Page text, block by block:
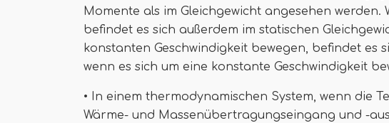
Momente als im Gleichgewicht angesehen werden.
befindet es sich außerdem im statischen
konstanten Geschwindigkeit bewegen, befindet es
wenn es sich um eine konstante Geschwindigkeit
• In einem thermodynamischen System, wenn die
Wärme- und Massenübertragungseingang und -